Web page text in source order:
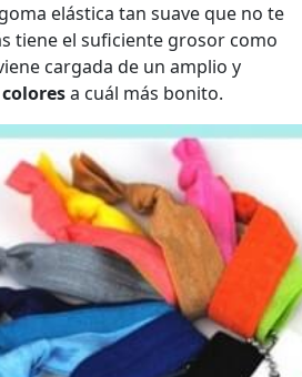
elástica tan suave que no te
tiene el suficiente grosor como
cargada de un amplio y
a cuál más bonito.